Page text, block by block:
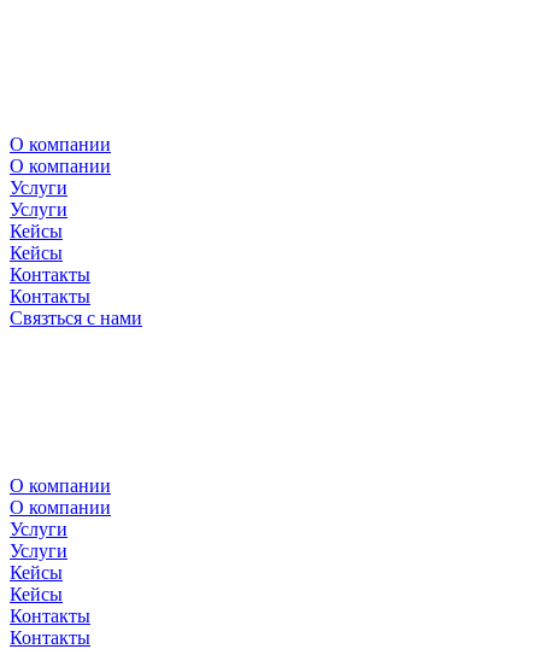
О компании
О компании
Услуги
Услуги
Кейсы
Кейсы
Контакты
Контакты
Связться с нами
О компании
О компании
Услуги
Услуги
Кейсы
Кейсы
Контакты
Контакты